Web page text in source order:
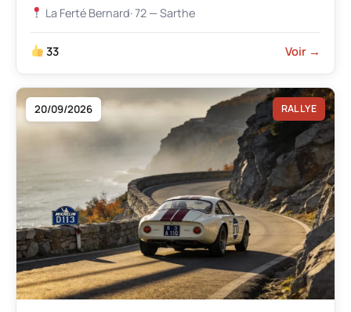
La Ferté Bernard· 72 — Sarthe
33 Voir →
20/09/2026 RALLYE